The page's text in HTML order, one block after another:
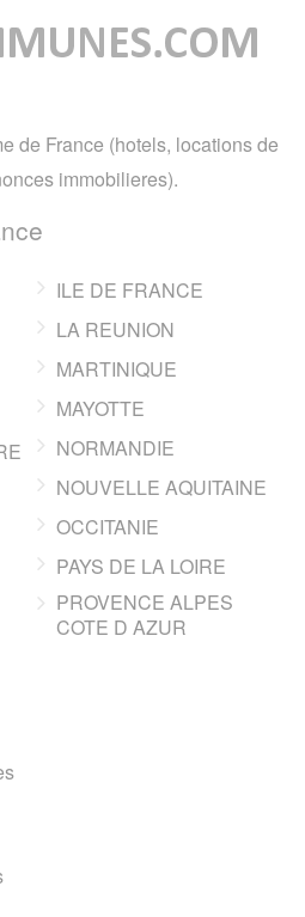
de France (hotels, locations de
immobilieres).
ILE DE FRANCE
LA REUNION
MARTINIQUE
MAYOTTE
NORMANDIE
NOUVELLE AQUITAINE
OCCITANIE
PAYS DE LA LOIRE
PROVENCE ALPES
COTE D AZUR